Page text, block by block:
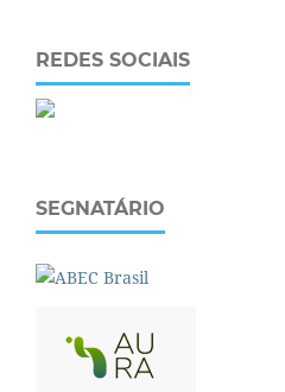
REDES SOCIAIS
SEGNATÁRIO